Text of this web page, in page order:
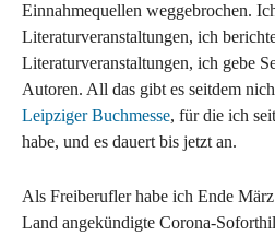
Einnahmequellen weggebrochen.
Literaturveranstaltungen, ich
Literaturveranstaltungen, ich gebe
Autoren. All das gibt es seitdem
Leipziger Buchmesse, für die ich
habe, und es dauert bis jetzt an.
Als Freiberufler habe ich Ende
Land angekündigte Corona-